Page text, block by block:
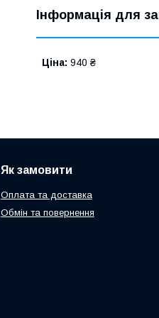
Інформація для
Ціна: 940 ₴
Як замовити
Оплата та доставка
Обмін та повернення